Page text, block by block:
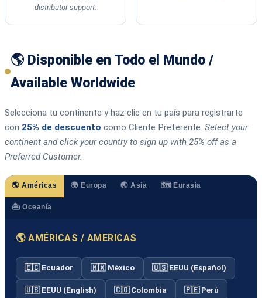
distributor support.
🌎 Disponible en Todo el Mundo /
Available Worldwide
Selecciona tu continente y haz clic en tu país para registrarte
con 25% de descuento como Cliente Preferente. Select your
continent and click your country to sign up with 25% off as a
Preferred Customer.
🌎 Américas 🌍 Europa 🌏 Asia 🗺️ Eurasia
🏝️ Oceanía
🌎 AMÉRICAS / AMERICAS
🇪🇨 Ecuador 🇲🇽 México 🇺🇸 EEUU (Español)
🇺🇸 EEUU (English) 🇨🇴 Colombia 🇵🇪 Perú